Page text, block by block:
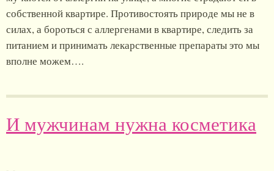
собственной квартире. Противостоять природе мы не в
силах, а бороться с аллергенами в квартире, следить за
питанием и принимать лекарственные препараты это мы
вполне можем….
И мужчинам нужна косметика